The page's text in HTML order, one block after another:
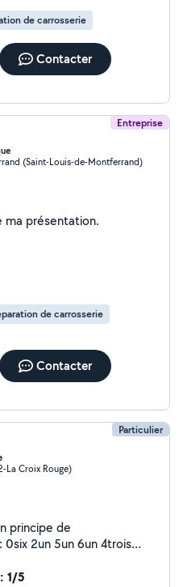
de carrosserie
Contacter
Entreprise
(Saint-Louis-de-Montferrand)
Je n'ai pas encore renseigné ma présentation.
de carrosserie
Contacter
Particulier
La Croix Rouge)
principe de
! Je répars
1/5